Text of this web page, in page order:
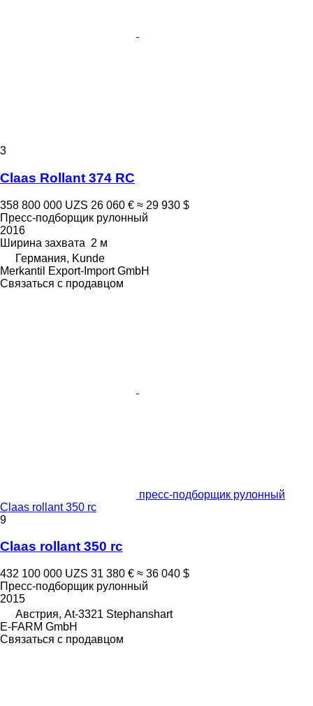
3
Claas Rollant 374 RC
358 800 000 UZS 26 060 € ≈ 29 930 $
Пресс-подборщик рулонный
2016
Ширина захвата 2 м
Германия, Kunde
Merkantil Export-Import GmbH
Связаться с продавцом
пресс-подборщик рулонный
Claas rollant 350 rc
9
Claas rollant 350 rc
432 100 000 UZS 31 380 € ≈ 36 040 $
Пресс-подборщик рулонный
2015
Австрия, At-3321 Stephanshart
E-FARM GmbH
Связаться с продавцом